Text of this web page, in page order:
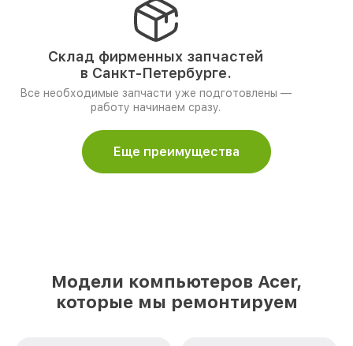
Склад фирменных запчастей
в Санкт-Петербурге.
Все необходимые запчасти уже подготовлены —
работу начинаем сразу.
Еще преимущества
Модели компьютеров Acer,
которые мы ремонтируем